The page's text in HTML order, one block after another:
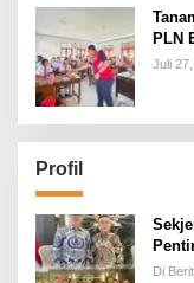
PLN
Juli
Profil
Di